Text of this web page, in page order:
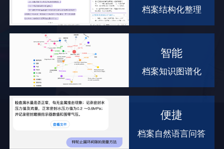
档案结构化整理
智能
档案知识图谱化
便捷
档案自然语言问答